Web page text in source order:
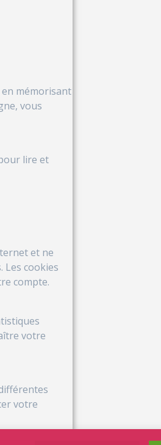
en mémorisant
vous
lire et
et ne
Les cookies
compte.
votre
votre